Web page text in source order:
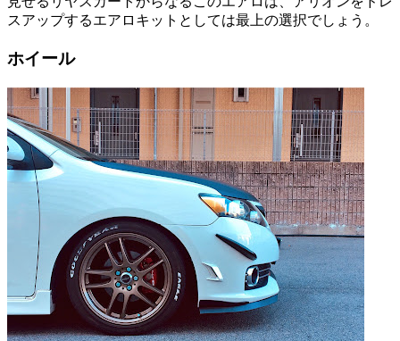
スアップするエアロキットとしては最上の選択でしょう。
ホイール